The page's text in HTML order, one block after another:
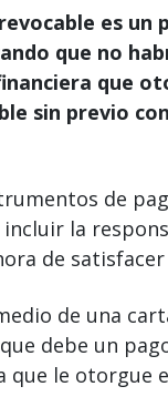
es un
que no
que
sin previo
de
la
de
de una
debe un
que le otorgue